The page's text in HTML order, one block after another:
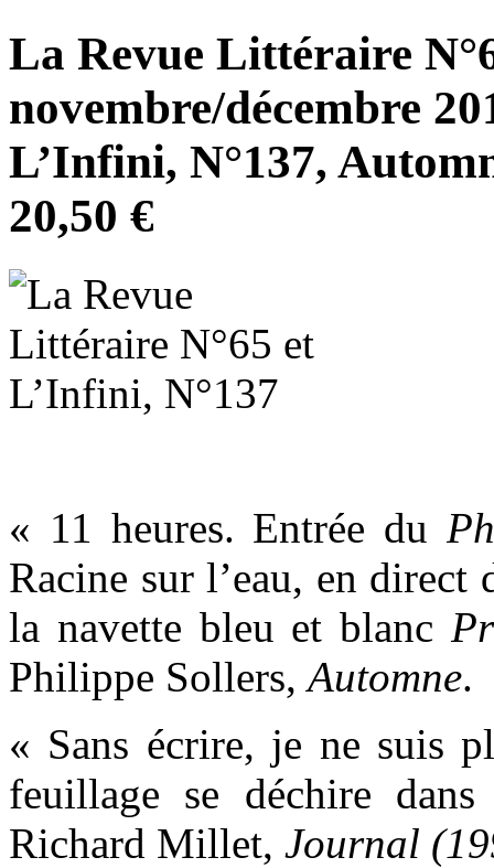
La Revue Littéraire
novembre/décembre
L’Infini, N°137,
20,50 €
« 11 heures. Entrée du
Racine sur l’eau, en direct
la navette bleu et blanc
Philippe Sollers,Automne.
« Sans écrire, je ne suis
feuillage se déchire
Richard Millet, Journal